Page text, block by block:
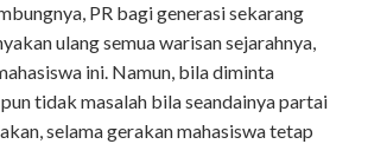
PR bagi generasi sekarang
ulang semua warisan sejarahnya,
ini. Namun, bila diminta
tidak masalah bila seandainya partai
selama gerakan mahasiswa tetap